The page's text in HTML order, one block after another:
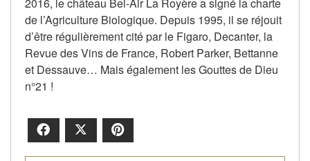
2016, le château Bel-Air La Royère a signé la charte
de l’Agriculture Biologique. Depuis 1995, il se réjouit
d’être régulièrement cité par le Figaro, Decanter, la
Revue des Vins de France, Robert Parker, Bettanne
et Dessauve… Mais également les Gouttes de Dieu
n°21 !
Facebook